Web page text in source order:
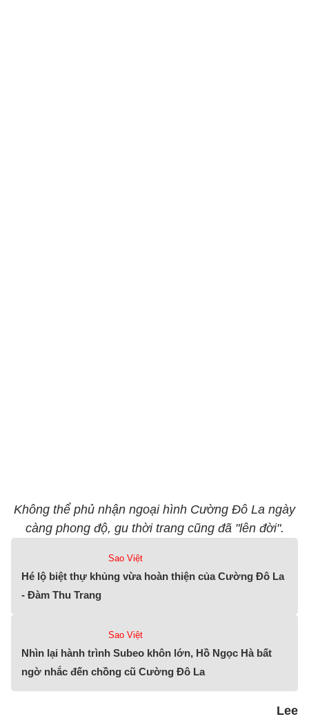
Không thể phủ nhận ngoại hình Cường Đô La ngày
càng phong độ, gu thời trang cũng đã "lên đời".
Sao Việt
Hé lộ biệt thự khủng vừa hoàn thiện của Cường Đô La
- Đàm Thu Trang
Sao Việt
Nhìn lại hành trình Subeo khôn lớn, Hồ Ngọc Hà bất
ngờ nhắc đến chồng cũ Cường Đô La
Lee